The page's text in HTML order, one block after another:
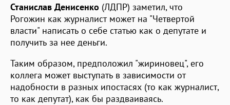
Станислав Денисенко (ЛДПР) заметил, что
Рогожин как журналист может на "Четвертой
власти" написать о себе статью как о депутате и
получить за нее деньги.
Таким образом, предположил "жириновец", его
коллега может выступать в зависимости от
надобности в разных ипостасях (то как журналист,
то как депутат), как бы раздваиваясь.